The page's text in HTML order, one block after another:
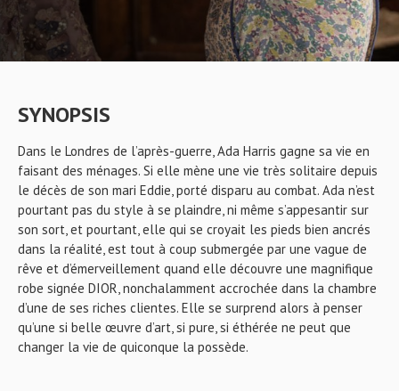
SYNOPSIS
Dans le Londres de l’après-guerre, Ada Harris gagne sa vie en
faisant des ménages. Si elle mène une vie très solitaire depuis
le décès de son mari Eddie, porté disparu au combat. Ada n’est
pourtant pas du style à se plaindre, ni même s’appesantir sur
son sort, et pourtant, elle qui se croyait les pieds bien ancrés
dans la réalité, est tout à coup submergée par une vague de
rêve et d’émerveillement quand elle découvre une magnifique
robe signée DIOR, nonchalamment accrochée dans la chambre
d’une de ses riches clientes. Elle se surprend alors à penser
qu’une si belle œuvre d’art, si pure, si éthérée ne peut que
changer la vie de quiconque la possède.